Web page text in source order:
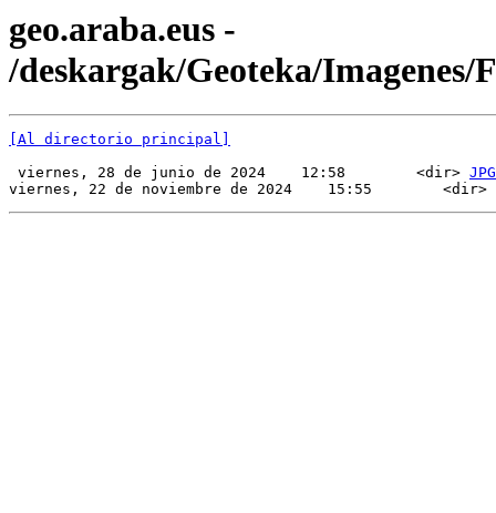
geo.araba.eus -
/deskargak/Geoteka/Imagenes/
[Al directorio principal]
viernes, 28 de junio de 2024    12:58        <dir> JPG
viernes, 22 de noviembre de 2024    15:55        <dir>